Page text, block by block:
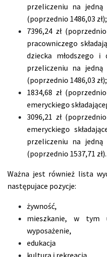
przeliczeniu na
(poprzednio 1486,03 zł);
7396,24 zł
pracowniczego
dziecka młodszego
przeliczeniu na
(poprzednio 1486,03 zł);
1834,68 zł
emeryckiego
3096,21 zł
emeryckiego
przeliczeniu na
(poprzednio 1537,71 zł).
Ważna jest również lista
następujace pozycje:
żywność,
mieszkanie, w tym
wyposażenie,
edukacja